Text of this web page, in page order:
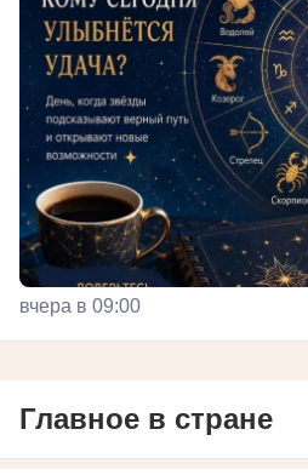
вчера в 09:00
Главное в стране